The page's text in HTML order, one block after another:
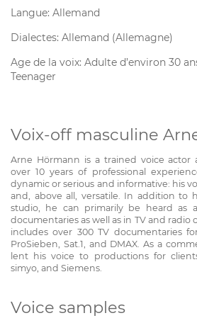
Langue: Allemand
Dialectes: Allemand (Allemagne)
Age de la voix: Adulte d’environ 30
Teenager
Voix-off masculine
Arne Hörmann is a trained voice
over 10 years of professional
dynamic or serious and informative: his
and, above all, versatile. In addition to
studio, he can primarily be heard as
documentaries as well as in TV and radio
includes over 300 TV documentaries
ProSieben, Sat.1, and DMAX. As a
lent his voice to productions for
simyo, and Siemens.
Voice samples